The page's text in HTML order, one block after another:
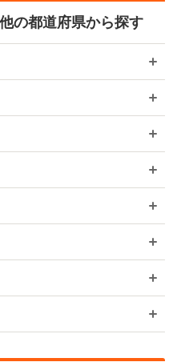
の都道府県から探す